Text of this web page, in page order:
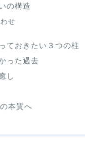
の構造
せ
ておきたい３つの柱
った過去
し
本質へ